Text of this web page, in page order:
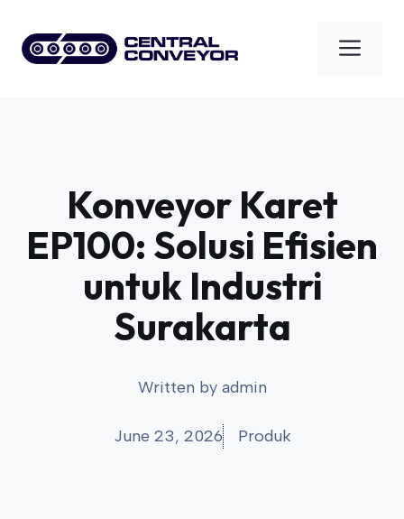
content
Konveyor Karet
EP100: Solusi Efisien
untuk Industri
Surakarta
Written by admin
June 23, 2026 Produk